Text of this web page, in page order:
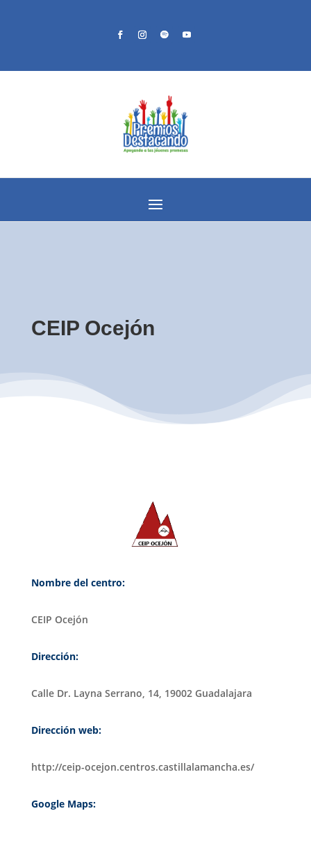
CEIP Ocejón
Nombre del centro:
CEIP Ocejón
Dirección:
Calle Dr. Layna Serrano, 14, 19002 Guadalajara
Dirección web:
http://ceip-ocejon.centros.castillalamancha.es/
Google Maps: